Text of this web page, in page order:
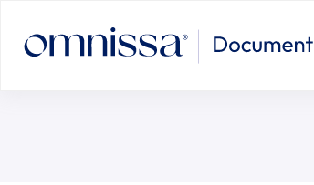
관리 장치에 대한 애플리케